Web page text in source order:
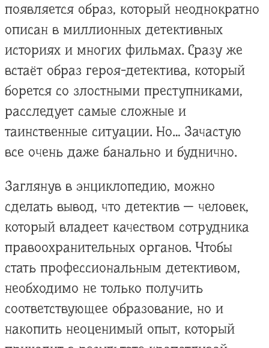
появляется образ, который неоднократно
описан в миллионных детективных
историях и многих фильмах. Сразу же
встаёт образ героя-детектива, который
борется со злостными преступниками,
расследует самые сложные и
таинственные ситуации. Но… Зачастую
все очень даже банально и буднично.
Заглянув в энциклопедию, можно
сделать вывод, что детектив — человек,
который владеет качеством сотрудника
правоохранительных органов. Чтобы
стать профессиональным детективом,
необходимо не только получить
соответствующее образование, но и
накопить неоценимый опыт, который